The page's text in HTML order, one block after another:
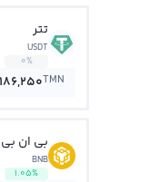
تتر
USDT
0%
186,250TMN
بی ان بی
BNB
1.05%